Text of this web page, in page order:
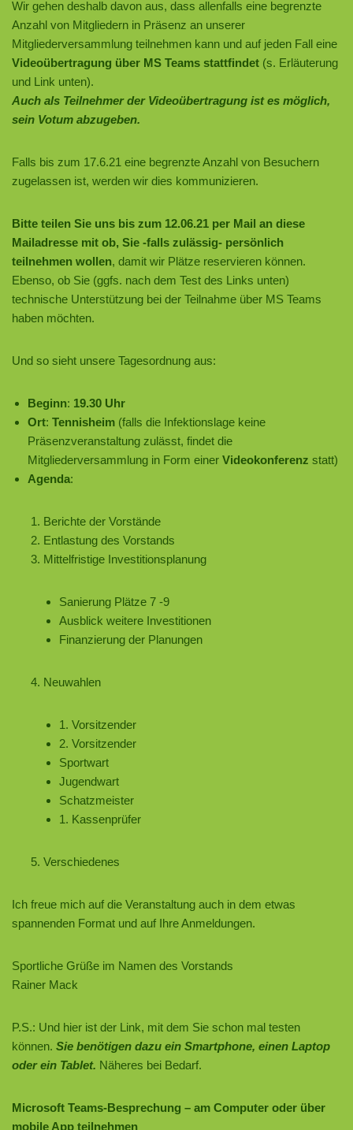
Wir gehen deshalb davon aus, dass allenfalls eine begrenzte
Anzahl von Mitgliedern in Präsenz an unserer
Mitgliederversammlung teilnehmen kann und auf jeden Fall eine
Videoübertragung über MS Teams stattfindet (s. Erläuterung
und Link unten).
Auch als Teilnehmer der Videoübertragung ist es möglich,
sein Votum abzugeben.
Falls bis zum 17.6.21 eine begrenzte Anzahl von Besuchern
zugelassen ist, werden wir dies kommunizieren.
Bitte teilen Sie uns bis zum 12.06.21 per Mail an diese
Mailadresse mit ob, Sie -falls zulässig- persönlich
teilnehmen wollen, damit wir Plätze reservieren können.
Ebenso, ob Sie (ggfs. nach dem Test des Links unten)
technische Unterstützung bei der Teilnahme über MS Teams
haben möchten.
Und so sieht unsere Tagesordnung aus:
Beginn: 19.30 Uhr
Ort: Tennisheim (falls die Infektionslage keine
Präsenzveranstaltung zulässt, findet die
Mitgliederversammlung in Form einer Videokonferenz statt)
Agenda:
Berichte der Vorstände
Entlastung des Vorstands
Mittelfristige Investitionsplanung
Sanierung Plätze 7 -9
Ausblick weitere Investitionen
Finanzierung der Planungen
Neuwahlen
1. Vorsitzender
2. Vorsitzender
Sportwart
Jugendwart
Schatzmeister
1. Kassenprüfer
Verschiedenes
Ich freue mich auf die Veranstaltung auch in dem etwas
spannenden Format und auf Ihre Anmeldungen.
Sportliche Grüße im Namen des Vorstands
Rainer Mack
P.S.: Und hier ist der Link, mit dem Sie schon mal testen
können. Sie benötigen dazu ein Smartphone, einen Laptop
oder ein Tablet. Näheres bei Bedarf.
Microsoft Teams-Besprechung – am Computer oder über
mobile App teilnehmen